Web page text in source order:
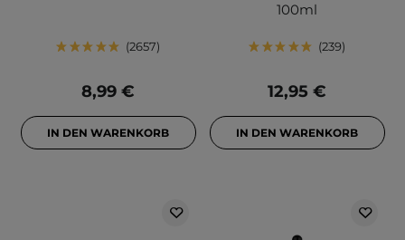
2657
8,99 €
IN DEN WARENKORB
100ml
239
12,95 €
IN DEN WARENKORB